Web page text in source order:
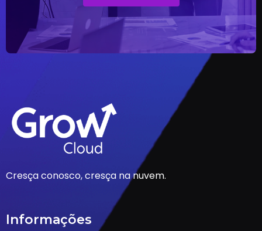
Cresça conosco, cresça na nuvem.
Informações